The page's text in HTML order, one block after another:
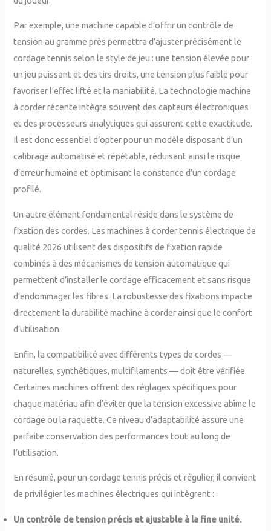
Par exemple, une machine capable d’offrir un contrôle de
tension au gramme près permettra d’ajuster précisément le
cordage tennis selon le style de jeu : une tension élevée pour
un jeu puissant et des tirs droits, une tension plus faible pour
favoriser l’effet lifté et la maniabilité. La technologie machine
à corder récente intègre souvent des capteurs électroniques
et des processeurs analytiques qui assurent cette exactitude.
Il est donc essentiel d’opter pour un modèle disposant d’un
calibrage automatisé et répétable, réduisant ainsi le risque
d’erreur humaine et optimisant la constance d’un cordage
profilé.
Un autre élément fondamental réside dans le système de
fixation des cordes. Les machines à corder tennis électrique de
qualité 2026 utilisent des dispositifs de fixation rapide
combinés à des mécanismes de tension automatique qui
permettent d’installer le cordage efficacement et sans risque
d’endommager les fibres. La robustesse des fixations impacte
directement la durabilité machine à corder ainsi que le confort
d’utilisation.
Enfin, la compatibilité avec différents types de cordes —
naturelles, synthétiques, multifilaments — doit être vérifiée.
Certaines machines offrent des réglages spécifiques pour
chaque matériau afin d’éviter que la tension excessive abîme le
cordage ou la raquette. Ce niveau d’adaptabilité assure une
parfaite conservation des performances tout au long de
l’utilisation.
En résumé, pour un cordage tennis précis et régulier, il convient
de privilégier les machines électriques qui intègrent :
Un contrôle de tension précis et ajustable à la fine unité.